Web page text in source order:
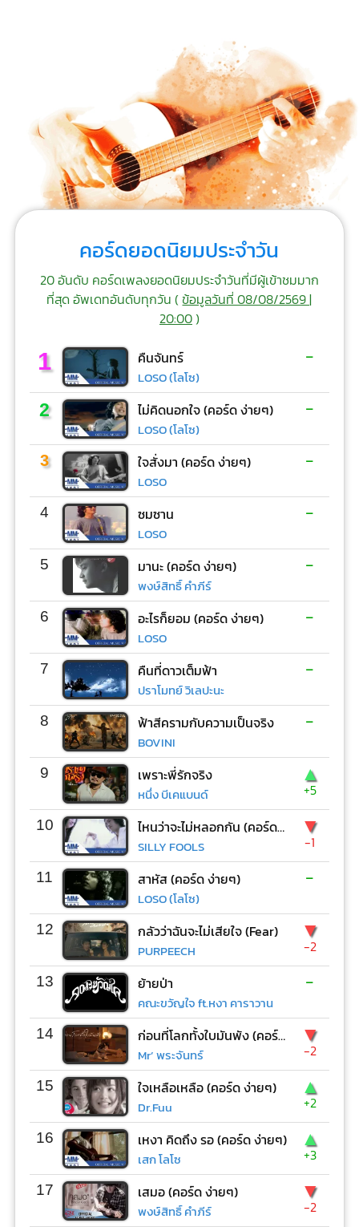
คอร์ดยอดนิยมประจำวัน
20 อันดับ คอร์ดเพลงยอดนิยมประจำวันที่มีผู้เข้าชมมาก
ที่สุด อัพเดทอันดับทุกวัน (ข้อมูลวันที่ 08/08/2569 |
20:00)
1 คืนจันทร์
LOSO (โลโซ)
-
2 ไม่คิดนอกใจ (คอร์ด ง่ายๆ)
LOSO (โลโซ)
-
3 ใจสั่งมา (คอร์ด ง่ายๆ)
LOSO
-
4 ซมซาน
LOSO
-
5 มานะ (คอร์ด ง่ายๆ)
พงษ์สิทธิ์ คำภีร์
-
6 อะไรก็ยอม (คอร์ด ง่ายๆ)
LOSO
-
7 คืนที่ดาวเต็มฟ้า
ปราโมทย์ วิเลปะนะ
-
8 ฟ้าสีครามกับความเป็นจริง
BOVINI
-
9 เพราะพี่รักจริง
หนึ่ง บีเคแบนด์
▲
+5
10 ไหนว่าจะไม่หลอกกัน (คอร์ด ง่ายๆ)
SILLY FOOLS
▼
-1
11 สาหัส (คอร์ด ง่ายๆ)
LOSO (โลโซ)
-
12 กลัวว่าฉันจะไม่เสียใจ (Fear)
PURPEECH
▼
-2
13 ย้ายป่า
คณะขวัญใจ ft.หงา คาราวาน
-
14 ก่อนที่โลกทั้งใบมันพัง (คอร์ด ง่ายๆ)
Mr’ พระจันทร์
▼
-2
15 ใจเหลือเหลือ (คอร์ด ง่ายๆ)
Dr.Fuu
▲
+2
16 เหงา คิดถึง รอ (คอร์ด ง่ายๆ)
เสก โลโซ
▲
+3
17 เสมอ (คอร์ด ง่ายๆ)
พงษ์สิทธิ์ คำภีร์
▼
-2